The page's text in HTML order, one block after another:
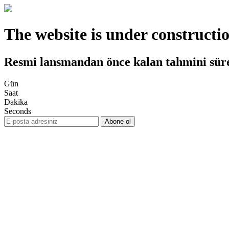
The website is under
Resmi lansmandan önce kalan tahmini
Gün
Saat
Dakika
Seconds